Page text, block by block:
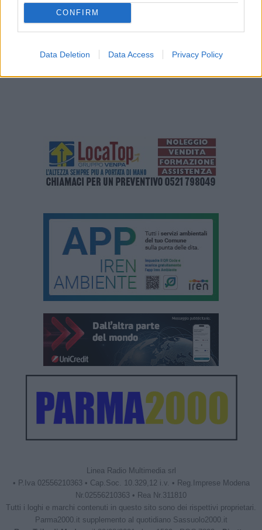
CONFIRM
Data Deletion Data Access Privacy Policy
(Elia De Caro – Presidente Associazione Antigone Emilia-Romagna)
Linea Radio Multimedia srl
• P.Iva 02556210363 • Cap.Soc. 10.329,12 i.v. • Reg.Imprese Modena
Nr.02556210363 • Rea Nr.311810
Tutti i loghi e marchi contenuti in questo sito sono dei rispettivi proprietari.
Parma2000.it supplemento al quotidiano Sassuolo2000.it